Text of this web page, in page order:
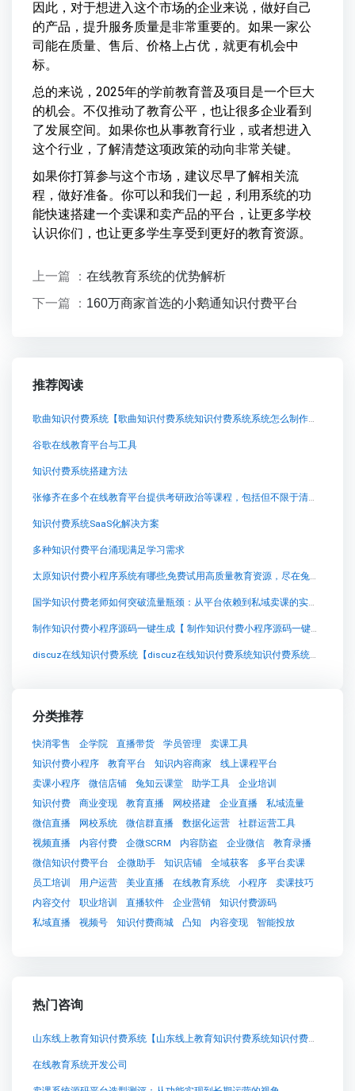
因此，对于想进入这个市场的企业来说，做好自己
的产品，提升服务质量是非常重要的。如果一家公
司能在质量、售后、价格上占优，就更有机会中
标。
总的来说，2025年的学前教育普及项目是一个巨大
的机会。不仅推动了教育公平，也让很多企业看到
了发展空间。如果你也从事教育行业，或者想进入
这个行业，了解清楚这项政策的动向非常关键。
如果你打算参与这个市场，建议尽早了解相关流
程，做好准备。你可以和我们一起，利用系统的功
能快速搭建一个卖课和卖产品的平台，让更多学校
认识你们，也让更多学生享受到更好的教育资源。
上一篇 ： 在线教育系统的优势解析
下一篇 ： 160万商家首选的小鹅通知识付费平台
推荐阅读
歌曲知识付费系统【歌曲知识付费系统知识付费系统系统怎么制作，知识付费系统搭建使用教程】
谷歌在线教育平台与工具
知识付费系统搭建方法
张修齐在多个在线教育平台提供考研政治等课程，包括但不限于清北博雅网课、麦子考研等
知识付费系统SaaS化解决方案
多种知识付费平台涌现满足学习需求
太原知识付费小程序系统有哪些,免费试用高质量教育资源，尽在兔知云课堂！
国学知识付费老师如何突破流量瓶颈：从平台依赖到私域卖课的实战经验
制作知识付费小程序源码一键生成【 制作知识付费小程序源码一键生成知识付费系统系统怎么制作，知识付费系统搭建使用教程】
discuz在线知识付费系统【discuz在线知识付费系统知识付费系统系统怎么制作，知识付费系统搭建使用教程】
分类推荐
快消零售 企学院 直播带货 学员管理
卖课工具
知识付费小程序
教育平台 知识内容商家
线上课程平台
卖课小程序
微信店铺 兔知云课堂 助学工具
企业培训
知识付费
商业变现 教育直播 网校搭建 企业直播
私域流量
微信直播
网校系统 微信群直播 数据化运营
社群运营工具
视频直播
内容付费 企微SCRM 内容防盗 企业微信
教育录播
微信知识付费平台
企微助手 知识店铺 全域获客
多平台卖课
员工培训
用户运营 美业直播 在线教育系统 小程序
卖课技巧
内容交付
职业培训 直播软件 企业营销
知识付费源码
私域直播
视频号 知识付费商城 凸知 内容变现 智能投放
热门咨询
山东线上教育知识付费系统【山东线上教育知识付费系统知识付费系统系统怎么制作，知识付费系统搭建使用教程】
在线教育系统开发公司